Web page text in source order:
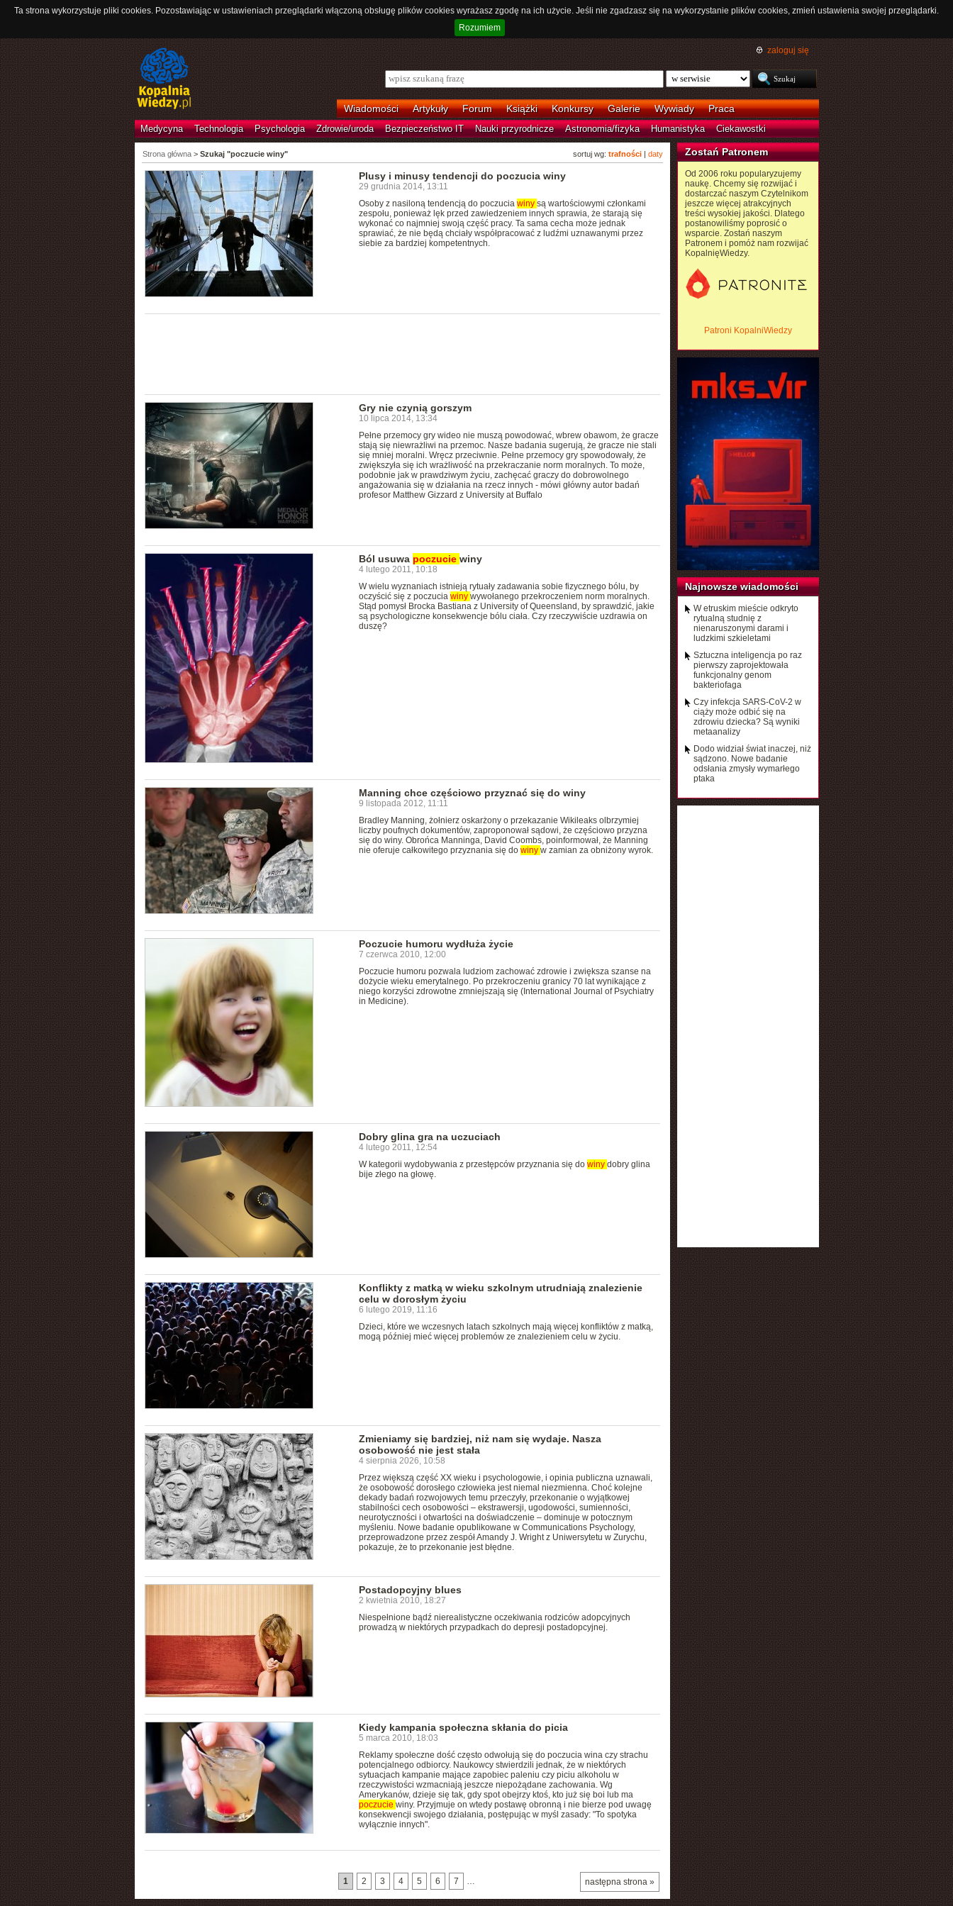
Ta strona wykorzystuje pliki cookies. Pozostawiając w ustawieniach przeglądarki włączoną obsługę plików cookies wyrażasz zgodę na ich użycie. Jeśli nie zgadzasz się na wykorzystanie plików cookies, zmień ustawienia swojej przeglądarki.
Rozumiem
zaloguj się
Wiadomości Artykuły Forum Książki Konkursy Galerie Wywiady Praca
Medycyna Technologia Psychologia Zdrowie/uroda Bezpieczeństwo IT Nauki przyrodnicze Astronomia/fizyka Humanistyka Ciekawostki
sortuj wg: trafności| daty
Strona główna> Szukaj "poczucie winy"
Plusy i minusy tendencji do poczucia winy
29 grudnia 2014, 13:11
Osoby z nasiloną tendencją do poczucia winy są wartościowymi członkami
zespołu, ponieważ lęk przed zawiedzeniem innych sprawia, że starają się
wykonać co najmniej swoją część pracy. Ta sama cecha może jednak
sprawiać, że nie będą chciały współpracować z ludźmi uznawanymi przez
siebie za bardziej kompetentnych.
Gry nie czynią gorszym
10 lipca 2014, 13:34
Pełne przemocy gry wideo nie muszą powodować, wbrew obawom, że gracze
stają się niewrażliwi na przemoc. Nasze badania sugerują, że gracze nie stali
się mniej moralni. Wręcz przeciwnie. Pełne przemocy gry spowodowały, że
zwiększyła się ich wrażliwość na przekraczanie norm moralnych. To może,
podobnie jak w prawdziwym życiu, zachęcać graczy do dobrowolnego
angażowania się w działania na rzecz innych - mówi główny autor badań
profesor Matthew Gizzard z University at Buffalo
Ból usuwa poczucie winy
4 lutego 2011, 10:18
W wielu wyznaniach istnieją rytuały zadawania sobie fizycznego bólu, by
oczyścić się z poczucia winy wywołanego przekroczeniem norm moralnych.
Stąd pomysł Brocka Bastiana z University of Queensland, by sprawdzić, jakie
są psychologiczne konsekwencje bólu ciała. Czy rzeczywiście uzdrawia on
duszę?
Manning chce częściowo przyznać się do winy
9 listopada 2012, 11:11
Bradley Manning, żołnierz oskarżony o przekazanie Wikileaks olbrzymiej
liczby poufnych dokumentów, zaproponował sądowi, że częściowo przyzna
się do winy. Obrońca Manninga, David Coombs, poinformował, że Manning
nie oferuje całkowitego przyznania się do winy w zamian za obniżony wyrok.
Poczucie humoru wydłuża życie
7 czerwca 2010, 12:00
Poczucie humoru pozwala ludziom zachować zdrowie i zwiększa szanse na
dożycie wieku emerytalnego. Po przekroczeniu granicy 70 lat wynikające z
niego korzyści zdrowotne zmniejszają się (International Journal of Psychiatry
in Medicine).
Dobry glina gra na uczuciach
4 lutego 2011, 12:54
W kategorii wydobywania z przestępców przyznania się do winy dobry glina
bije złego na głowę.
Konflikty z matką w wieku szkolnym utrudniają znalezienie
celu w dorosłym życiu
6 lutego 2019, 11:16
Dzieci, które we wczesnych latach szkolnych mają więcej konfliktów z matką,
mogą później mieć więcej problemów ze znalezieniem celu w życiu.
Zmieniamy się bardziej, niż nam się wydaje. Nasza
osobowość nie jest stała
4 sierpnia 2026, 10:58
Przez większą część XX wieku i psychologowie, i opinia publiczna uznawali,
że osobowość dorosłego człowieka jest niemal niezmienna. Choć kolejne
dekady badań rozwojowych temu przeczyły, przekonanie o wyjątkowej
stabilności cech osobowości – ekstrawersji, ugodowości, sumienności,
neurotyczności i otwartości na doświadczenie – dominuje w potocznym
myśleniu. Nowe badanie opublikowane w Communications Psychology,
przeprowadzone przez zespół Amandy J. Wright z Uniwersytetu w Zurychu,
pokazuje, że to przekonanie jest błędne.
Postadopcyjny blues
2 kwietnia 2010, 18:27
Niespełnione bądź nierealistyczne oczekiwania rodziców adopcyjnych
prowadzą w niektórych przypadkach do depresji postadopcyjnej.
Kiedy kampania społeczna skłania do picia
5 marca 2010, 18:03
Reklamy społeczne dość często odwołują się do poczucia wina czy strachu
potencjalnego odbiorcy. Naukowcy stwierdzili jednak, że w niektórych
sytuacjach kampanie mające zapobiec paleniu czy piciu alkoholu w
rzeczywistości wzmacniają jeszcze niepożądane zachowania. Wg
Amerykanów, dzieje się tak, gdy spot obejrzy ktoś, kto już się boi lub ma
poczucie winy. Przyjmuje on wtedy postawę obronną i nie bierze pod uwagę
konsekwencji swojego działania, postępując w myśl zasady: "To spotyka
wyłącznie innych".
następna strona »
1 2 3 4 5 6 7 …
Zostań Patronem
Od 2006 roku popularyzujemy
naukę. Chcemy się rozwijać i
dostarczać naszym Czytelnikom
jeszcze więcej atrakcyjnych
treści wysokiej jakości. Dlatego
postanowiliśmy poprosić o
wsparcie. Zostań naszym
Patronem i pomóż nam rozwijać
KopalnięWiedzy.
Patroni KopalniWiedzy
Najnowsze wiadomości
W etruskim mieście odkryto
rytualną studnię z
nienaruszonymi darami i
ludzkimi szkieletami
Sztuczna inteligencja po raz
pierwszy zaprojektowała
funkcjonalny genom
bakteriofaga
Czy infekcja SARS-CoV-2 w
ciąży może odbić się na
zdrowiu dziecka? Są wyniki
metaanalizy
Dodo widział świat inaczej, niż
sądzono. Nowe badanie
odsłania zmysły wymarłego
ptaka